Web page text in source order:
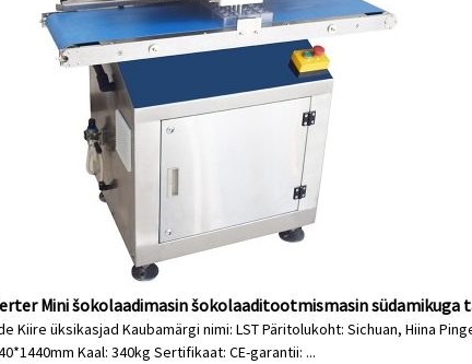
Mini šokolaadimasin šokolaaditootmismasin südamikuga
Kiire üksikasjad Kaubamärgi nimi: LST Päritolukoht: Sichuan, Hiina
Kaal: 340kg Sertifikaat: CE-garantii: ...